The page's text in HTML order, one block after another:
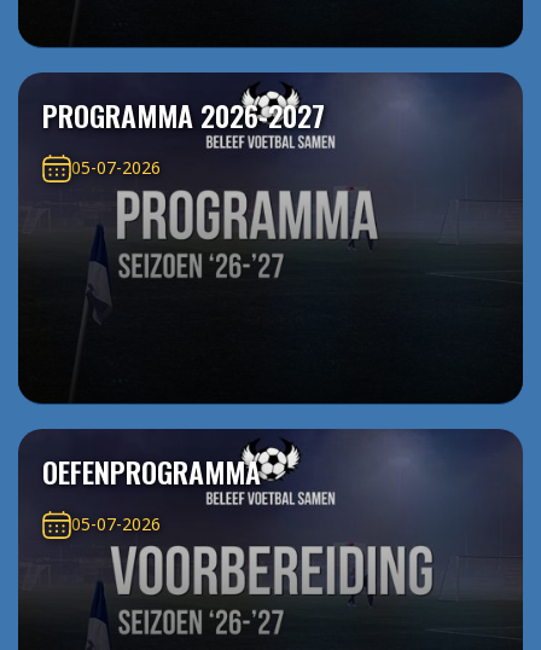
PROGRAMMA 2026-2027
05-07-2026
OEFENPROGRAMMA
05-07-2026